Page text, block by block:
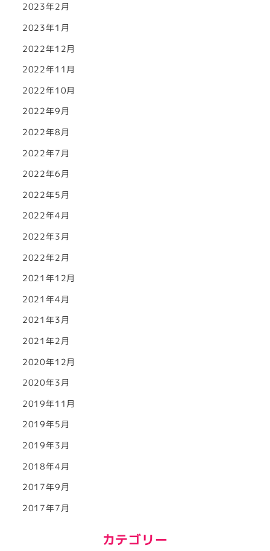
2023年2月
2023年1月
2022年12月
2022年11月
2022年10月
2022年9月
2022年8月
2022年7月
2022年6月
2022年5月
2022年4月
2022年3月
2022年2月
2021年12月
2021年4月
2021年3月
2021年2月
2020年12月
2020年3月
2019年11月
2019年5月
2019年3月
2018年4月
2017年9月
2017年7月
カテゴリー